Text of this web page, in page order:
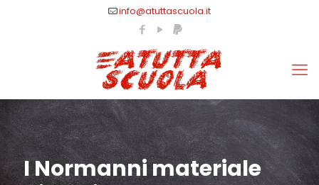
info@atuttascuola.it
I Normanni materiale